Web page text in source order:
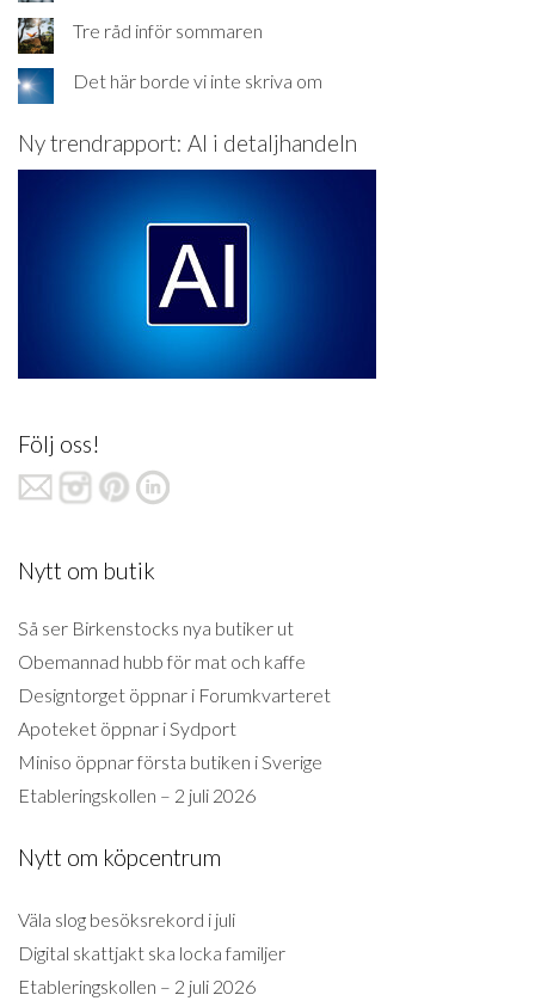
Tre råd inför sommaren
Det här borde vi inte skriva om
Ny trendrapport: AI i detaljhandeln
Följ oss!
Nytt om butik
Så ser Birkenstocks nya butiker ut
Obemannad hubb för mat och kaffe
Designtorget öppnar i Forumkvarteret
Apoteket öppnar i Sydport
Miniso öppnar första butiken i Sverige
Etableringskollen – 2 juli 2026
Nytt om köpcentrum
Väla slog besöksrekord i juli
Digital skattjakt ska locka familjer
Etableringskollen – 2 juli 2026